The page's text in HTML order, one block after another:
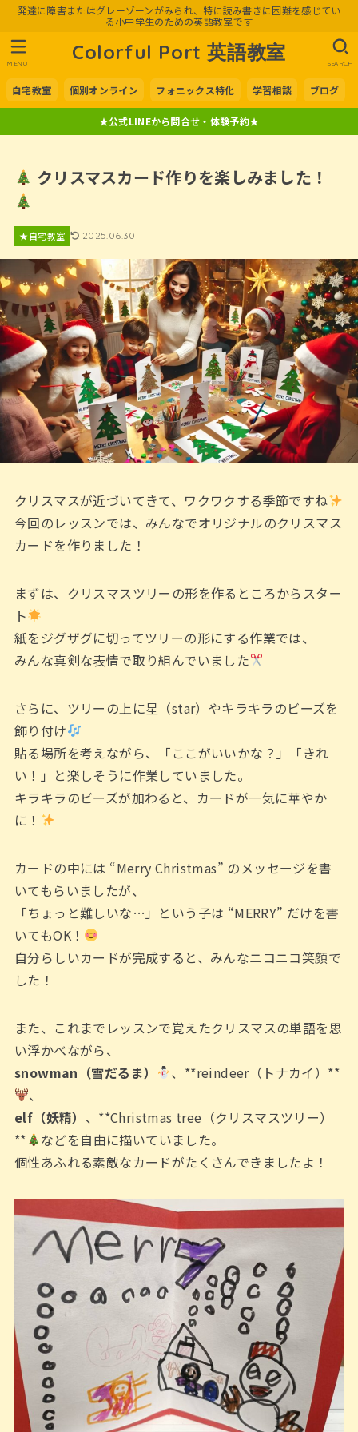
発達に障害またはグレーゾーンがみられ、特に読み書きに困難を感じてい
る小中学生のための英語教室です
Colorful Port 英語教室
自宅教室 個別オンライン フォニックス特化 学習相談 ブログ
SEARCH
MENU
★公式LINEから問合せ・体験予約★
クリスマスカード作りを楽しみました！
★自宅教室 2025.06.30
クリスマスが近づいてきて、ワクワクする季節ですね
今回のレッスンでは、みんなでオリジナルのクリスマス
カードを作りました！
まずは、クリスマスツリーの形を作るところからスター
ト
紙をジグザグに切ってツリーの形にする作業では、
みんな真剣な表情で取り組んでいました
さらに、ツリーの上に星（star）やキラキラのビーズを
飾り付け
貼る場所を考えながら、「ここがいいかな？」「きれ
い！」と楽しそうに作業していました。
キラキラのビーズが加わると、カードが一気に華やか
に！
カードの中には “Merry Christmas” のメッセージを書
いてもらいましたが、
「ちょっと難しいな…」という子は “MERRY” だけを書
いてもOK！
自分らしいカードが完成すると、みんなニコニコ笑顔で
した！
また、これまでレッスンで覚えたクリスマスの単語を思
い浮かべながら、
snowman（雪だるま）
、**reindeer（トナカイ）**
、
elf（妖精） 、**Christmas tree（クリスマスツリー）
**
などを自由に描いていました。
個性あふれる素敵なカードがたくさんできましたよ！